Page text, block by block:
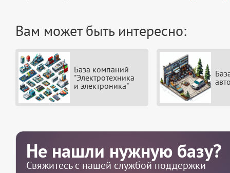
Вам может быть интересно:
База компаний
"Электротехника
и электроника"
Не нашли нужную базу?
Свяжитесь с нашей службой поддержки